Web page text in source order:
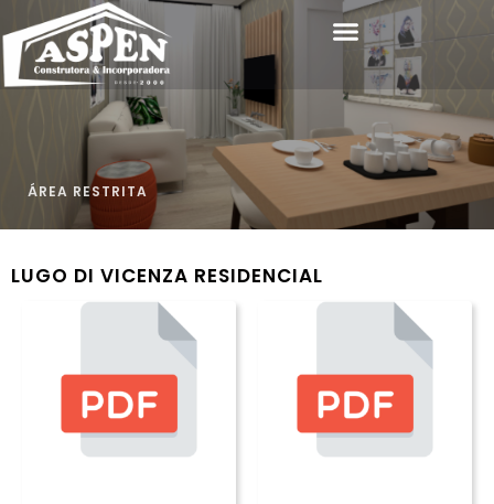
ÁREA RESTRITA
LUGO DI VICENZA RESIDENCIAL